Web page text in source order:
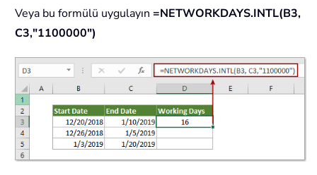
Veya bu formülü uygulayın =NETWORKDAYS.INTL(B3,
C3,"1100000")